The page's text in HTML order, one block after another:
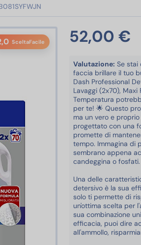
SceltaFacile 52,00 €
Valutazione: Se stai
faccia brillare il tuo
Dash Professional
Lavaggi (2x70),
Temperatura
per te! 🌟 Questo
ma un vero e
progettato con una
promette di
tempo. Immagina di
sembrano appena
candeggina o fosfati.
Una delle
detersivo è la sua
solo ti permette di
un'ottima scelta per
sua combinazione
efficacia, puoi dire
all'ammollo,